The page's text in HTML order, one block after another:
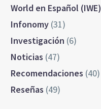
World en Español (IWE)
Infonomy (31)
Investigación (6)
Noticias (47)
Recomendaciones (40)
Reseñas (49)